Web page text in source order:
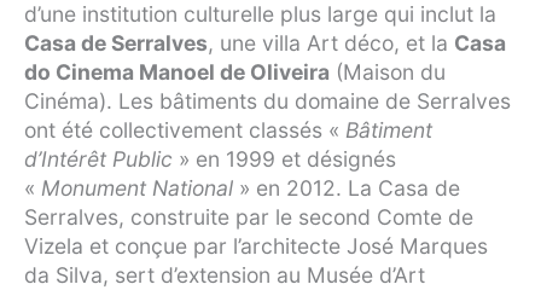
d’une institution culturelle plus large qui inclut la
Casa de Serralves, une villa Art déco, et la Casa
do Cinema Manoel de Oliveira (Maison du
Cinéma). Les bâtiments du domaine de Serralves
ont été collectivement classés « Bâtiment
d’Intérêt Public » en 1999 et désignés
« Monument National » en 2012. La Casa de
Serralves, construite par le second Comte de
Vizela et conçue par l’architecte José Marques
da Silva, sert d’extension au Musée d’Art